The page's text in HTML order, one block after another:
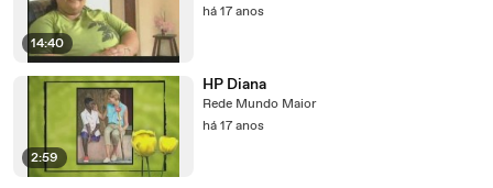
14:40
há 17 anos
2:59
HP Diana
Rede Mundo Maior
há 17 anos